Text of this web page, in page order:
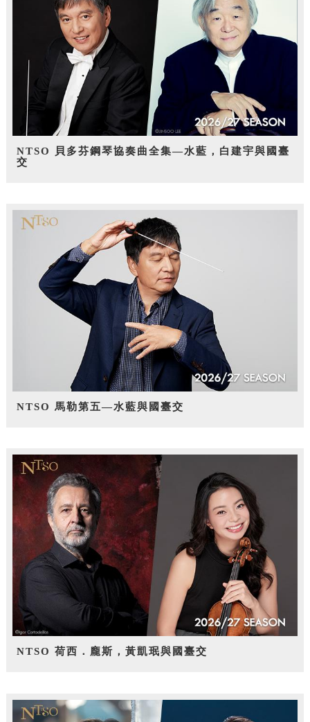
NTSO 貝多芬鋼琴協奏曲全集—水藍，白建宇與國臺
交
NTSO 馬勒第五—水藍與國臺交
NTSO 荷西．龐斯，黃凱珉與國臺交